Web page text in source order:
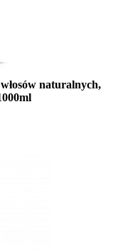
naturalnych,